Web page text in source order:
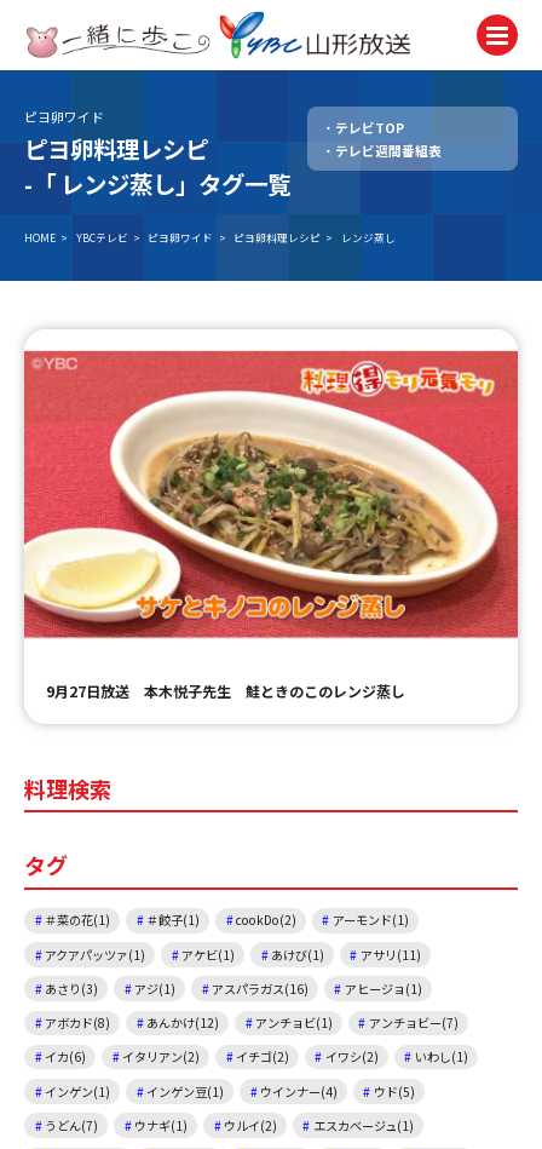
テレビ
TV
ニュース
イベント
Event
試写会・プレゼント
Present
ＹＢＣオンデマンド
ピヨ卵ワイド
ピヨ卵料理レシピ
-「 レンジ蒸し」タグ一覧
テレビTOP
テレビ週間番組表
HOME > YBCテレビ > ピヨ卵ワイド > ピヨ卵料理レシピ > レンジ蒸し
9月27日放送 本木悦子先生 鮭ときのこのレンジ蒸し
料理検索
タグ
＃菜の花(1) ＃餃子(1) cookDo(2)
アーモンド(1)
アクアパッツァ(1)
アケビ(1) あけび(1)
アサリ(11)
あさり(3)
アジ(1) アスパラガス(16)
アヒージョ(1)
アボカド(8)
あんかけ(12) アンチョビ(1)
アンチョビー(7)
イカ(6)
イタリアン(2) イチゴ(2) イワシ(2)
いわし(1)
インゲン(1)
インゲン豆(1) ウインナー(4)
ウド(5)
うどん(7)
ウナギ(1) ウルイ(2)
エスカベージュ(1)